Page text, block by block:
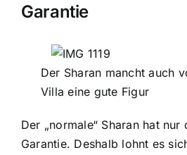
Garantie
Der Sharan mancht auch
Villa eine gute Figur
Der „normale“ Sharan hat
Garantie. Deshalb lohnt es